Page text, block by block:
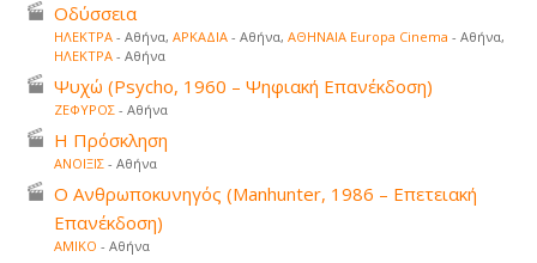
Οδύσσεια
ΗΛΕΚΤΡΑ - Αθήνα, ΑΡΚΑΔΙΑ - Αθήνα, ΑΘΗΝΑΙΑ Europa Cinema - Αθήνα,
ΗΛΕΚΤΡΑ - Αθήνα
Ψυχώ (Psycho, 1960 – Ψηφιακή Επανέκδοση)
ΖΕΦΥΡΟΣ - Αθήνα
Η Πρόσκληση
ΑΝΟΙΞΙΣ - Αθήνα
Ο Ανθρωποκυνηγός (Manhunter, 1986 – Επετειακή
Επανέκδοση)
ΑΜΙΚΟ - Αθήνα